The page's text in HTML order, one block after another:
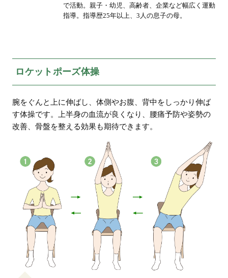
で活動。親子・幼児、高齢者、企業など幅広く運動
指導。指導歴25年以上、3人の息子の母。
ロケットポーズ体操
腕をぐんと上に伸ばし、体側やお腹、背中をしっかり伸ば
す体操です。上半身の血流が良くなり、腰痛予防や姿勢の
改善、骨盤を整える効果も期待できます。